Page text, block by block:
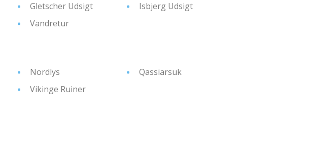
Gletscher Udsigt
Isbjerg Udsigt
Vandretur
Nordlys
Qassiarsuk
Vikinge Ruiner